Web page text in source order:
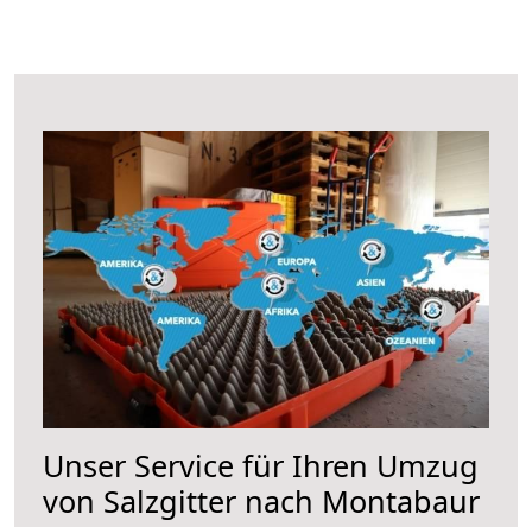
Unser Service für Ihren Umzug
von Salzgitter nach Montabaur